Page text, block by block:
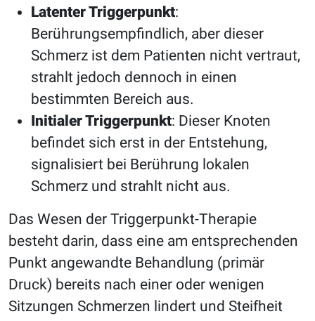
Latenter Triggerpunkt:
Berührungsempfindlich, aber dieser
Schmerz ist dem Patienten nicht vertraut,
strahlt jedoch dennoch in einen
bestimmten Bereich aus.
Initialer Triggerpunkt: Dieser Knoten
befindet sich erst in der Entstehung,
signalisiert bei Berührung lokalen
Schmerz und strahlt nicht aus.
Das Wesen der Triggerpunkt-Therapie
besteht darin, dass eine am entsprechenden
Punkt angewandte Behandlung (primär
Druck) bereits nach einer oder wenigen
Sitzungen Schmerzen lindert und Steifheit